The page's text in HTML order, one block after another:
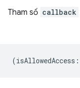
Tham số callback
(isAllowedAccess :